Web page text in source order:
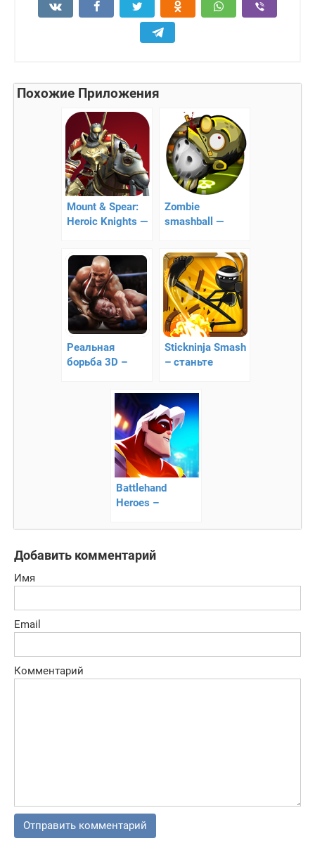
Похожие Приложения
Mount & Spear:
Heroic Knights —
Zombie
smashball —
среди зомби!!
Реальная
борьба 3D –
Stickninja Smash
– станьте
Battlehand
Heroes –
команду в бой
Добавить комментарий
Имя
Email
Комментарий